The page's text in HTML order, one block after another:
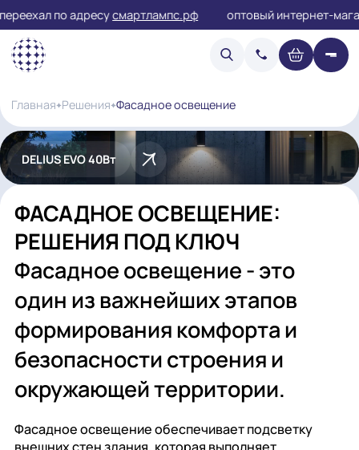
по адресусмартлампс.рф оптовый
Фасадное освещение
DELIUS EVO 40Вт
ФАСАДНОЕ ОСВЕЩЕНИЕ:
РЕШЕНИЯ ПОД КЛЮЧ
Фасадное освещение - это
один из важнейших этапов
формирования комфорта и
безопасности строения и
окружающей территории.